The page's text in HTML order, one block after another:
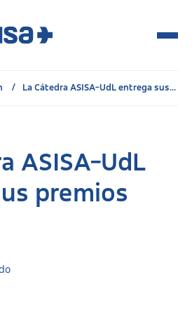
La Cátedra ASISA-UdL entrega sus...
ASISA-UdL
premios